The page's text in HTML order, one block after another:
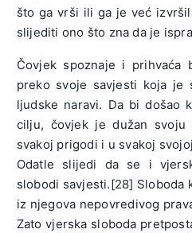
što ga vrši ili ga je već
slijediti ono što zna da je
Čovjek spoznaje i prihvaća
preko svoje savjesti koja je
ljudske naravi. Da bi došao
cilju, čovjek je dužan
svakoj prigodi i u svakoj
Odatle slijedi da se i
slobodi savjesti.[28] Sloboda
iz njegova nepovredivog
Zato vjerska sloboda